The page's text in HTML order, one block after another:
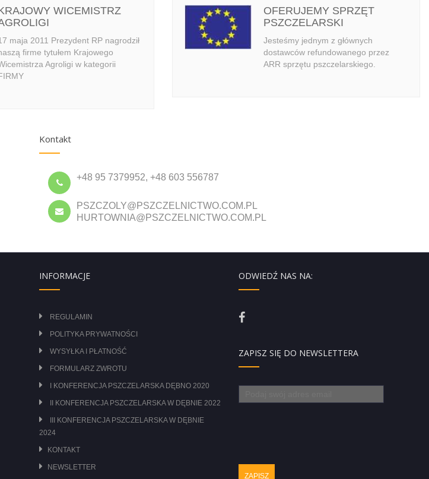
WICEMISTRZ
maja 2011 Prezydent RP nagrodził
firme tytułem Krajowego
Agroligi w kategorii
OFERUJEMY SPRZĘT
PSZCZELARSKI
Jesteśmy jednym z głównych
dostawców refundowanego przez
ARR sprzętu pszczelarskiego.
Kontakt
+48 95 7379952, +48 603 556787
PSZCZOLY@PSZCZELNICTWO.COM.PL
HURTOWNIA@PSZCZELNICTWO.COM.PL
INFORMACJE
REGULAMIN
POLITYKA PRYWATNOŚCI
WYSYŁKA I PŁATNOŚĆ
FORMULARZ ZWROTU
I KONFERENCJA PSZCZELARSKA DĘBNO 2020
II KONFERENCJA PSZCZELARSKA W DĘBNIE 2022
III KONFERENCJA PSZCZELARSKA W DĘBNIE
2024
KONTAKT
NEWSLETTER
ODWIEDŹ NAS NA:
ZAPISZ SIĘ DO NEWSLETTERA